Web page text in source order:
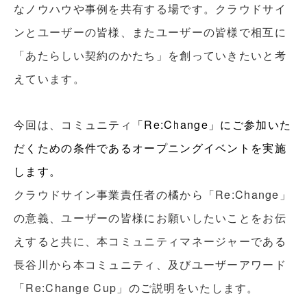
なノウハウや事例を共有する場です。クラウドサイ
ンとユーザーの皆様、またユーザーの皆様で相互に
「あたらしい契約のかたち」を創っていきたいと考
えています。
今回は、コミュニティ 「Re:Change」にご参加いた
だくための条件であるオープニングイベントを実施
します。
クラウドサイン事業責任者の橘から「Re:Change」
の意義、ユーザーの皆様にお願いしたいことをお伝
えすると共に、本コミュニティマネージャーである
長谷川から本コミュニティ、及びユーザーアワード
「Re:Change Cup」のご説明をいたします。